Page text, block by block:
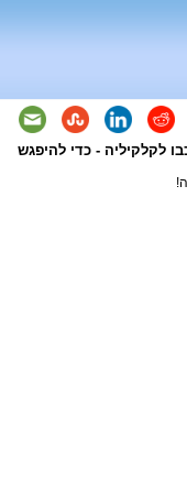
לקלקיליה - כדי להיפגש